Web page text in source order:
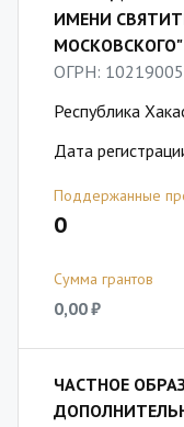
ИМЕНИ
МОСКОВСКОГО"
ОГРН:
Республика
Дата
Поддержанные
0
Сумма грантов
0,00 ₽
ЧАСТНОЕ